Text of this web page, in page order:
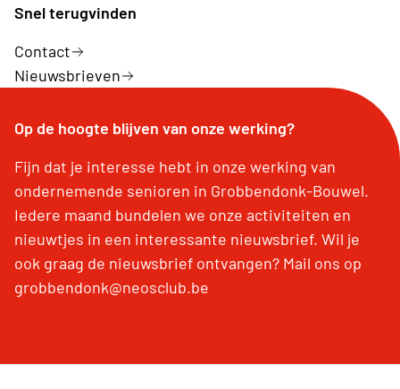
Snel terugvinden
Contact
Nieuwsbrieven
Op de hoogte blijven van onze werking?
Fijn dat je interesse hebt in onze werking van
ondernemende senioren in Grobbendonk-Bouwel.
Iedere maand bundelen we onze activiteiten en
nieuwtjes in een interessante nieuwsbrief. Wil je
ook graag de nieuwsbrief ontvangen? Mail ons op
grobbendonk@neosclub.be